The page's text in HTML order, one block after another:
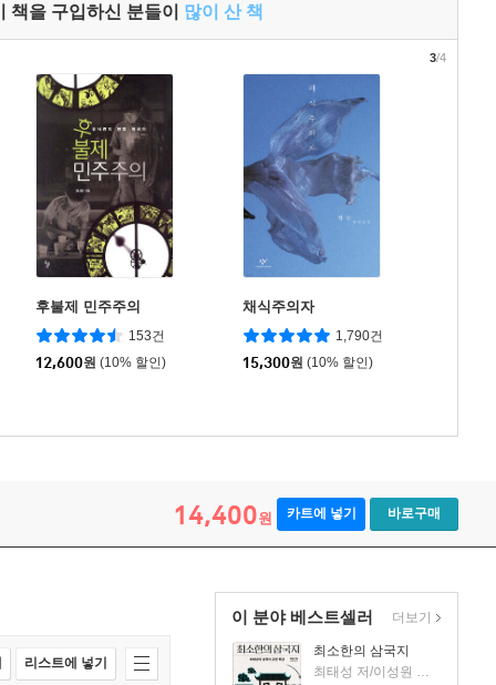
책을 구입하신 분들이 많이 산 책
후불제 민주주의
153건
12,600원 (10% 할인)
채식주의자
1,790건
15,300원 (10% 할인)
3/4
14,400원 카트에 넣기 바로구매
이 분야 베스트셀러
최소한의 삼국지
최태성 저/이성원 감수
더보기
리스트에 넣기